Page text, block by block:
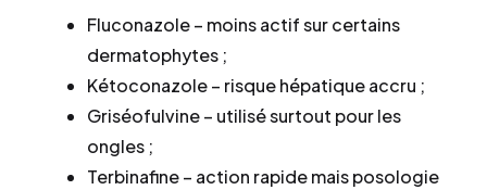
Fluconazole – moins actif sur certains
dermatophytes ;
Kétoconazole – risque hépatique accru ;
Griséofulvine – utilisé surtout pour les
ongles ;
Terbinafine – action rapide mais posologie